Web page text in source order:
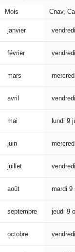
Mois Cnav,
janvier
février
mars
avril
mai lundi 9
juin
juillet
août mardi 9
septembre jeudi 9
octobre